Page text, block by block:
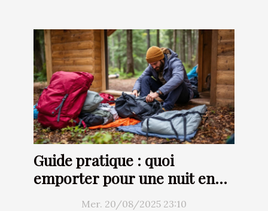
Guide pratique : quoi
emporter pour une nuit en
cabane arborée ?
Mer. 20/08/2025 23:10